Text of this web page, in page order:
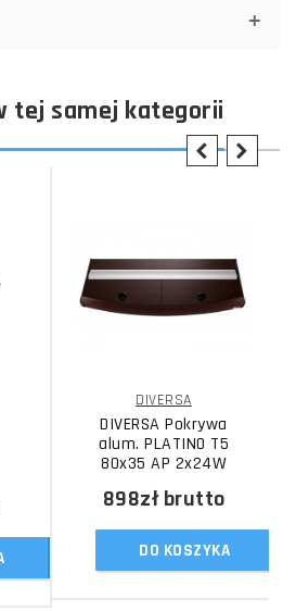
tej samej kategorii
DIVERSA
DIVERSA Pokrywa
alum. PLATINO T5
80x35 AP 2x24W
898złbrutto
DO KOSZYKA